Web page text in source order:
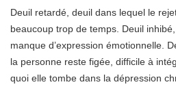
Deuil retardé, deuil dans lequel le
beaucoup trop de temps. Deuil
manque d’expression émotionnelle.
la personne reste figée, difficile à
quoi elle tombe dans la dépression